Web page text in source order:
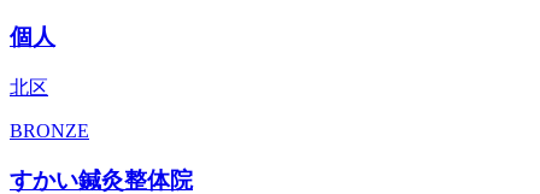
個人
北区
BRONZE
すかい鍼灸整体院